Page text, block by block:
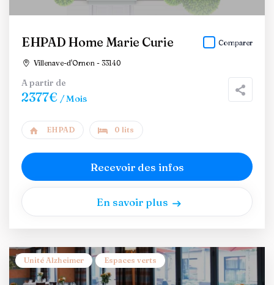
EHPAD Home Marie Curie
Villenave-d'Ornon - 33140
Comparer
A partir de
2377€ / Mois
EHPAD 0 lits
Recevoir des infos
En savoir plus
Unité Alzheimer Espaces verts